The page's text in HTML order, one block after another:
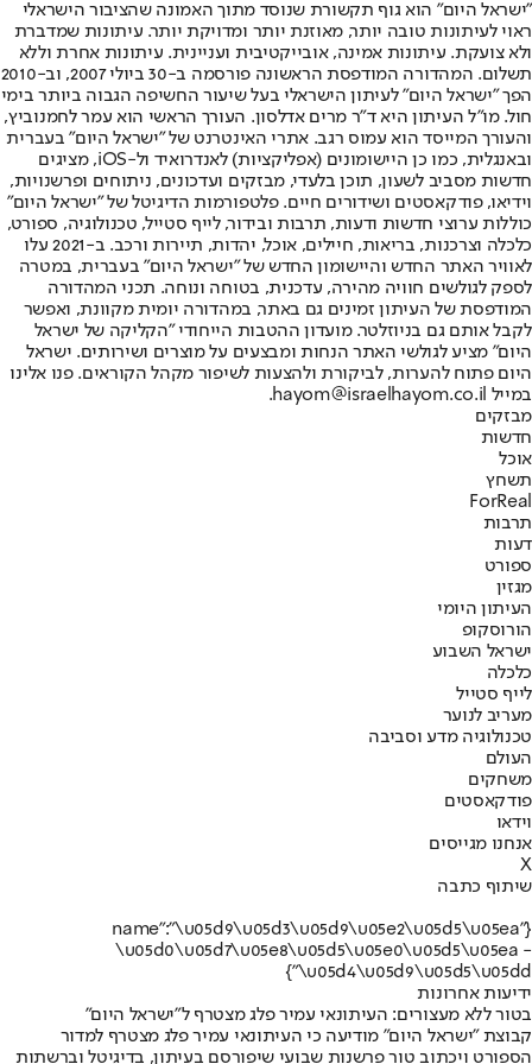
"ישראל היום" הוא גוף תקשורת שנוסד מתוך האמונה שהציבור הישראלי
ראוי לעיתונות טובה יותר, מאוזנת יותר ומדויקת יותר. עיתונות שמדברת
ולא צועקת. עיתונות אמינה, אובייקטיבית ועניינית. עיתונות אחרת וללא
תשלום. המהדורה המודפסת הראשונה פורסמה ב-30 ביולי 2007, וב-2010
הפך "ישראל היום" לעיתון הישראלי בעל שיעור החשיפה הגבוה ביותר בימי
חול. מו"ל העיתון היא ד"ר מרים אדלסון. העורך הראשי הוא עמר לחמנוביץ,
והעורך המייסד הוא עמוס רגב. אתרי האינטרנט של "ישראל היום" בעברית
ובאנגלית, כמו כן היישומונים (אפליקציות) לאנדרואיד ול-iOS, מציגים
חדשות מסביב לשעון, תוכן בלעדי, מבזקים ועדכונים, ניתוחים ופרשנויות,
וידיאו, פודקאסטים ושידורים חיים. פלטפורמות הדיגיטל של "ישראל היום"
כוללות ערוצי חדשות ודעות, תרבות ובידור, לייף סטייל, טכנולוגיה, ספורט,
כלכלה וצרכנות, בריאות, חיילים, אוכל, יהדות, תיירות ורכב. ב-2021 עלו
לאוויר האתר החדש והיישומון החדש של "ישראל היום" בעברית, במטרה
לספק לגולשים חוויה מהירה, עדכנית, בטוחה ונוחה. תכני המהדורה
המודפסת של העיתון זמינים גם באתר, במהדורה יומית מקוונת, ואפשר
לקבל אותם גם בניוזלטר. מועדון ההטבות הייחודי "הקליקה של ישראל
היום" מציע לגולשי האתר הנחות ומבצעים על מוצרים ושירותים. ישראל
היום פתוח להערות, לביקורת ולהצעות לשיפור מקהל הקוראים. פנו אלינו
במייל hayom@israelhayom.co.il.
מבזקים
חדשות
אוכל
תשחץ
ForReal
תרבות
דעות
ספורט
מגזין
העיתון היומי
הורוסקופ
ישראל השבוע
כלכלה
לייף סטייל
מעריב לנוער
טכנולוגיה מדע וסביבה
העולם
משחקים
פודקאסטים
וידאו
אנחנו מגייסים
X
שיתוף כתבה
{"name":"\u05d9\u05d3\u05d9\u05e2\u05d5\u05ea
\u05d0\u05d7\u05e8\u05d5\u05e0\u05d5\u05ea -
\u05d4\u05d9\u05d5\u05dd"}
ידיעות אחרונות
בטור ללא מעצורים: העיתונאי עמיר פלג מצטרף ל"ישראל היום"
קבוצת "ישראל היום" מודיעה כי העיתונאי עמיר פלג מצטרף למדור
הספורט ויכתוב טור פרשנות שבועי שיפורסם בעיתון, בדיגיטל וברשתות